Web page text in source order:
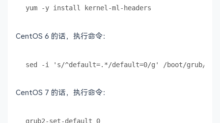
CentOS 6 的话，执行命令：
CentOS 7 的话，执行命令：